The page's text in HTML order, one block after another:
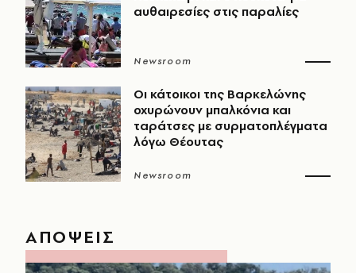
αυθαιρεσίες στις παραλίες
Newsroom
Οι κάτοικοι της Βαρκελώνης
οχυρώνουν μπαλκόνια και
ταράτσες με συρματοπλέγματα
λόγω Θέουτας
Newsroom
ΑΠΟΨΕΙΣ